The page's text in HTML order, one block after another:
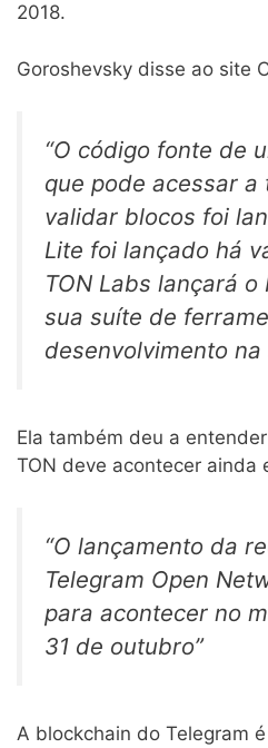
2018.
Goroshevsky disse ao site
“O código fonte de
que pode acessar
validar blocos foi
Lite foi lançado há
TON Labs lançará o
sua suíte de
desenvolvimento
Ela também deu a
TON deve acontecer ainda
“O lançamento da
Telegram Open
para acontecer no
31 de outubro”
A blockchain do Telegram